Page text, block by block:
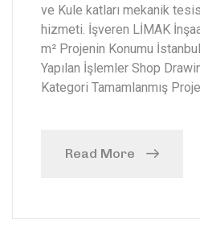
ve Kule katları mekanik
hizmeti. İşveren LİMAK
m² Projenin Konumu
Yapılan İşlemler Shop
Kategori Tamamlanmış
Read More